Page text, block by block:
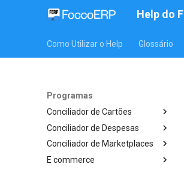
Help do
Como Utilizar o Help Glossário
Programas
Conciliador de Cartões
Conciliador de Despesas
Conciliador de Marketplaces
E commerce